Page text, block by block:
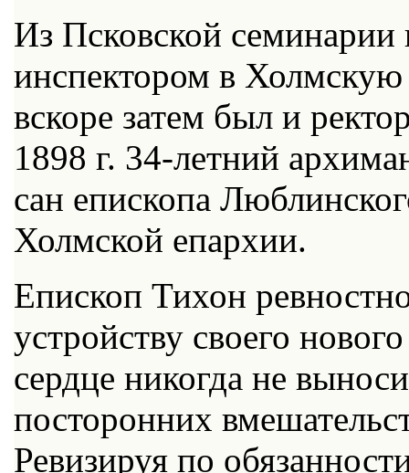
Из Псковской семинарии
инспектором в
вскоре затем был и
1898 г. 34-летний
сан епископа
Холмской епархии.
Епископ Тихон
устройству своего
сердце никогда не
посторонних
Ревизируя по